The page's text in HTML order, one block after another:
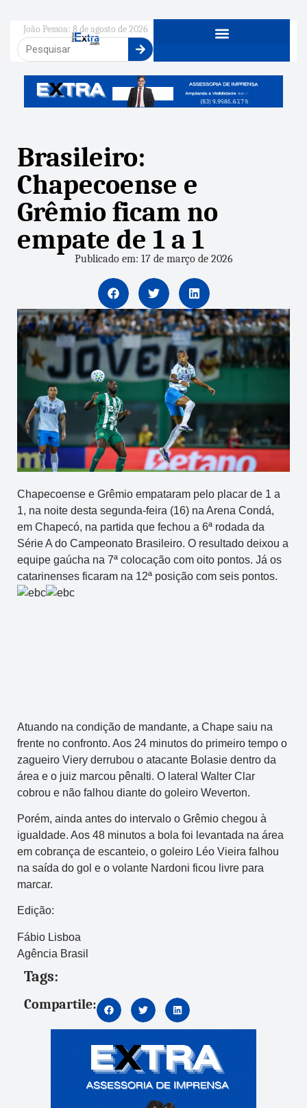
João Pessoa: 8 de agosto de 2026
Brasileiro:
Chapecoense e
Grêmio ficam no
empate de 1 a 1
Publicado em: 17 de março de 2026
Chapecoense e Grêmio empataram pelo placar de 1 a
1, na noite desta segunda-feira (16) na Arena Condá,
em Chapecó, na partida que fechou a 6ª rodada da
Série A do Campeonato Brasileiro. O resultado deixou a
equipe gaúcha na 7ª colocação com oito pontos. Já os
catarinenses ficaram na 12ª posição com seis pontos.
Atuando na condição de mandante, a Chape saiu na
frente no confronto. Aos 24 minutos do primeiro tempo o
zagueiro Viery derrubou o atacante Bolasie dentro da
área e o juiz marcou pênalti. O lateral Walter Clar
cobrou e não falhou diante do goleiro Weverton.
Porém, ainda antes do intervalo o Grêmio chegou à
igualdade. Aos 48 minutos a bola foi levantada na área
em cobrança de escanteio, o goleiro Léo Vieira falhou
na saída do gol e o volante Nardoni ficou livre para
marcar.
Edição:
Fábio Lisboa
Agência Brasil
Tags:
Compartile: